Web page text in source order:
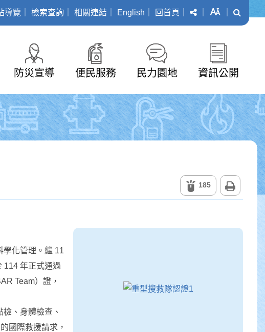
導覽 檢索查詢 相關連結 English 回首頁 分享 字級
防災宣導 便民服務 民力園地 資訊公開
185
學化管理。繼 11
114 年正式通過
Team）證，
、身體檢查、
國際救援請求，